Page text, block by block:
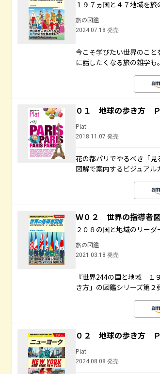
１９７ヵ国と４７地域を
旅の図鑑
2024.07.18 発売
今こそ学びたい世界のこ
に話したくなる旅の雑学も。
０１ 地球の歩き方
Plat
2018.11.07 発売
花の都パリでやるべき「
図解で案内するビジュアル
Ｗ０２ 世界の指導者
２０８の国と地域のリー
旅の図鑑
2021.03.18 発売
『世界244の国と地域 １
き方」の図鑑シリーズ第２
０２ 地球の歩き方
Plat
2024.08.08 発売